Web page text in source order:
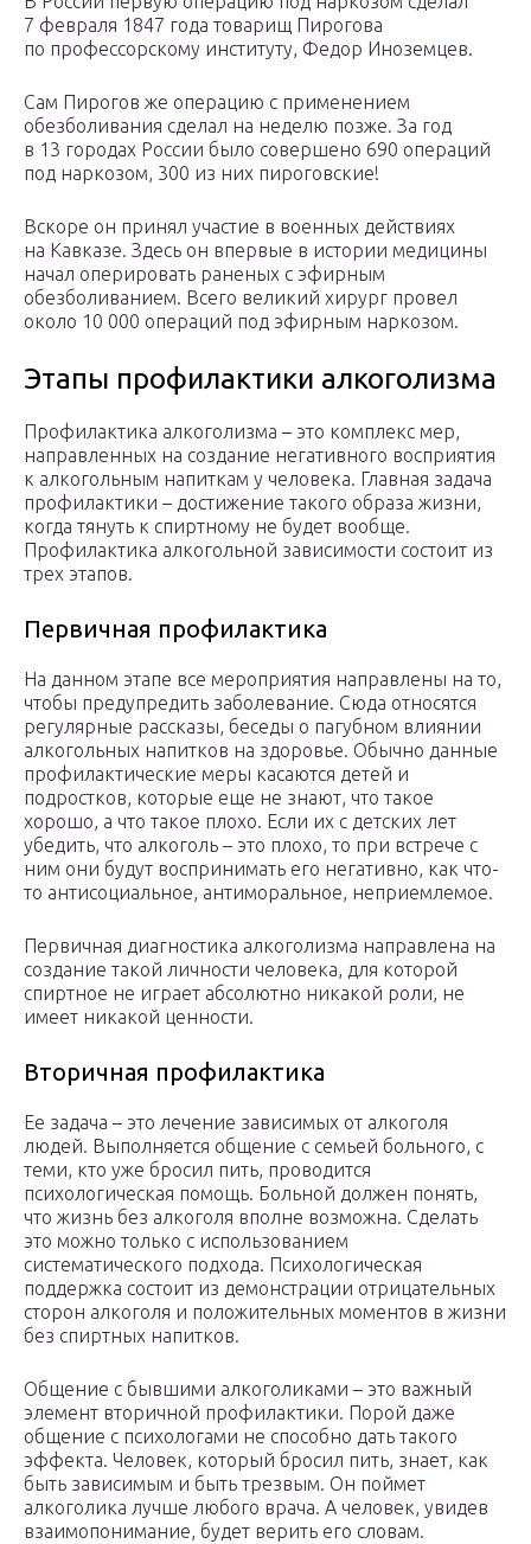
7 февраля 1847 года товарищ Пирогова
по профессорскому институту, Федор Иноземцев.
Сам Пирогов же операцию с применением
обезболивания сделал на неделю позже. За год
в 13 городах России было совершено 690 операций
под наркозом, 300 из них пироговские!
Вскоре он принял участие в военных действиях
на Кавказе. Здесь он впервые в истории медицины
начал оперировать раненых с эфирным
обезболиванием. Всего великий хирург провел
около 10 000 операций под эфирным наркозом.
Этапы профилактики алкоголизма
Профилактика алкоголизма – это комплекс мер,
направленных на создание негативного восприятия
к алкогольным напиткам у человека. Главная задача
профилактики – достижение такого образа жизни,
когда тянуть к спиртному не будет вообще.
Профилактика алкогольной зависимости состоит из
трех этапов.
Первичная профилактика
На данном этапе все мероприятия направлены на то,
чтобы предупредить заболевание. Сюда относятся
регулярные рассказы, беседы о пагубном влиянии
алкогольных напитков на здоровье. Обычно данные
профилактические меры касаются детей и
подростков, которые еще не знают, что такое
хорошо, а что такое плохо. Если их с детских лет
убедить, что алкоголь – это плохо, то при встрече с
ним они будут воспринимать его негативно, как что-
то антисоциальное, антиморальное, неприемлемое.
Первичная диагностика алкоголизма направлена на
создание такой личности человека, для которой
спиртное не играет абсолютно никакой роли, не
имеет никакой ценности.
Вторичная профилактика
Ее задача – это лечение зависимых от алкоголя
людей. Выполняется общение с семьей больного, с
теми, кто уже бросил пить, проводится
психологическая помощь. Больной должен понять,
что жизнь без алкоголя вполне возможна. Сделать
это можно только с использованием
систематического подхода. Психологическая
поддержка состоит из демонстрации отрицательных
сторон алкоголя и положительных моментов в жизни
без спиртных напитков.
Общение с бывшими алкоголиками – это важный
элемент вторичной профилактики. Порой даже
общение с психологами не способно дать такого
эффекта. Человек, который бросил пить, знает, как
быть зависимым и быть трезвым. Он поймет
алкоголика лучше любого врача. А человек, увидев
взаимопонимание, будет верить его словам.